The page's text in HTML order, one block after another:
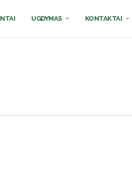
UGDYMAS KONTAKTAI